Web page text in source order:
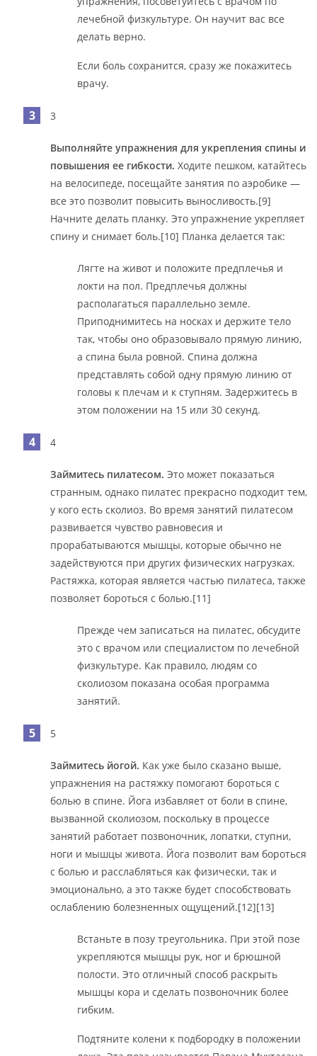
лечебной физкультуре. Он научит вас все
делать верно.
Если боль сохранится, сразу же покажитесь
врачу.
3
Выполняйте упражнения для укрепления спины и
повышения ее гибкости. Ходите пешком, катайтесь
на велосипеде, посещайте занятия по аэробике —
все это позволит повысить выносливость.[9]
Начните делать планку. Это упражнение укрепляет
спину и снимает боль.[10] Планка делается так:
Лягте на живот и положите предплечья и
локти на пол. Предплечья должны
располагаться параллельно земле.
Приподнимитесь на носках и держите тело
так, чтобы оно образовывало прямую линию,
а спина была ровной. Спина должна
представлять собой одну прямую линию от
головы к плечам и к ступням. Задержитесь в
этом положении на 15 или 30 секунд.
4
Займитесь пилатесом. Это может показаться
странным, однако пилатес прекрасно подходит тем,
у кого есть сколиоз. Во время занятий пилатесом
развивается чувство равновесия и
прорабатываются мышцы, которые обычно не
задействуются при других физических нагрузках.
Растяжка, которая является частью пилатеса, также
позволяет бороться с болью.[11]
Прежде чем записаться на пилатес, обсудите
это с врачом или специалистом по лечебной
физкультуре. Как правило, людям со
сколиозом показана особая программа
занятий.
5
Займитесь йогой. Как уже было сказано выше,
упражнения на растяжку помогают бороться с
болью в спине. Йога избавляет от боли в спине,
вызванной сколиозом, поскольку в процессе
занятий работает позвоночник, лопатки, ступни,
ноги и мышцы живота. Йога позволит вам бороться
с болью и расслабляться как физически, так и
эмоционально, а это также будет способствовать
ослаблению болезненных ощущений.[12][13]
Встаньте в позу треугольника. При этой позе
укрепляются мышцы рук, ног и брюшной
полости. Это отличный способ раскрыть
мышцы кора и сделать позвоночник более
гибким.
Подтяните колени к подбородку в положении